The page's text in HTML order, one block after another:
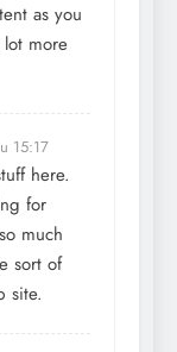
as you
more
15:17
here.
for
much
sort of
site.